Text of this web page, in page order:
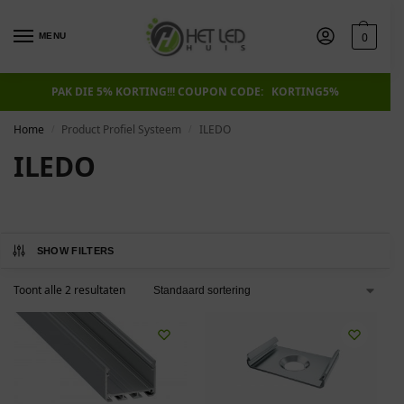
MENU 0
PAK DIE 5% KORTING!!! COUPON CODE: KORTING5%
Home Product Profiel Systeem ILEDO
ILEDO
SHOW FILTERS
Toont alle 2 resultaten